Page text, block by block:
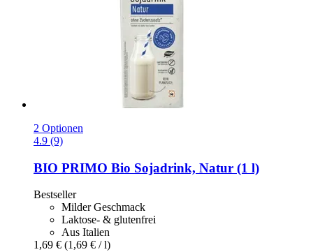
2 Optionen
4.9 (9)
BIO PRIMO Bio Sojadrink, Natur (1 l)
Bestseller
Milder Geschmack
Laktose- & glutenfrei
Aus Italien
1,69 € (1,69 € / l)